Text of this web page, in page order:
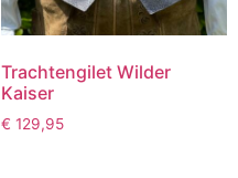
Trachtengilet Wilder
Kaiser
€ 129,95